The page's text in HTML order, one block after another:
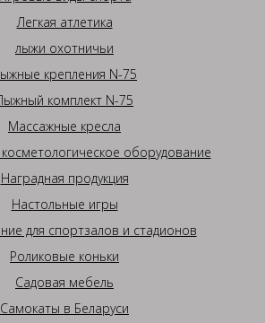
Легкая атлетика
лыжи охотничьи
крепления N-75
комплект N-75
Массажные кресла
оборудование
Наградная продукция
Настольные игры
для спортзалов и стадионов
Роликовые коньки
Садовая мебель
Самокаты в Беларуси